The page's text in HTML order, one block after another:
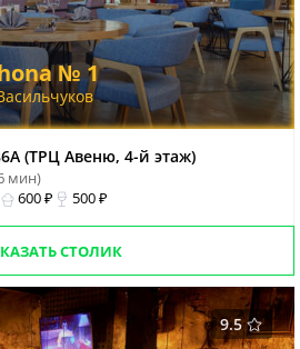
№ 1
(ТРЦ Авеню, 4-й этаж)
мин)
600 ₽ 500 ₽
СТОЛИК
9.5